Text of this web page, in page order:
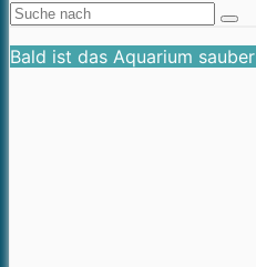
Bald ist das Aquarium sauber